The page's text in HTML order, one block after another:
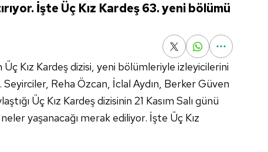
İşte Üç Kız Kardeş 63. yeni bölümü
Üç Kız Kardeş dizisi, yeni bölümleriyle izleyicilerini
Reha Özcan, İclal Aydın, Berker Güven
Üç Kız Kardeş dizisinin 21 Kasım Salı günü
yaşanacağı merak ediliyor. İşte Üç Kız